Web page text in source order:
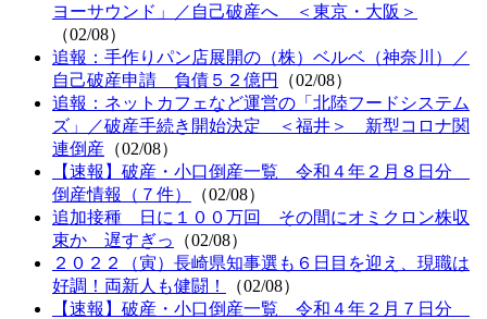
ヨーサウンド」／自己破産へ ＜東京・大阪＞
（02/08）
追報：手作りパン店展開の（株）ベルベ（神奈川）／
自己破産申請 負債５２億円
（02/08）
追報：ネットカフェなど運営の「北陸フードシステム
ズ」／破産手続き開始決定 ＜福井＞ 新型コロナ関
連倒産 （02/08）
【速報】破産・小口倒産一覧 令和４年２月８日分
倒産情報（７件）
（02/08）
追加接種 日に１００万回 その間にオミクロン株収
束か 遅すぎっ
（02/08）
２０２２（寅）長崎県知事選も６日目を迎え、現職は
好調！両新人も健闘！
（02/08）
【速報】破産・小口倒産一覧 令和４年２月７日分